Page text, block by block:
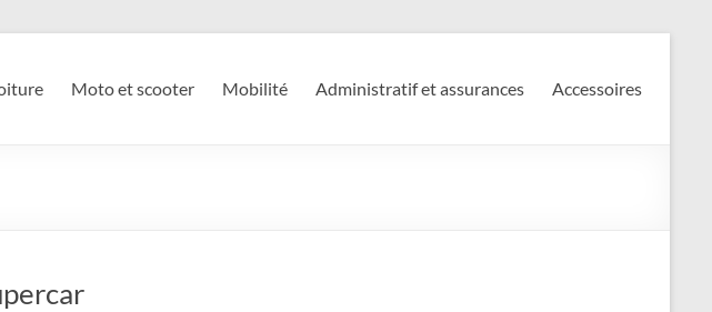
Moto et scooter Mobilité Administratif et assurances Accessoires